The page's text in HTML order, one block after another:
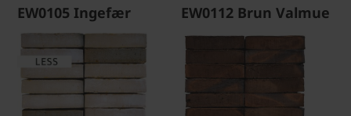
EW0105 Ingefær EW0112 Brun Valmue